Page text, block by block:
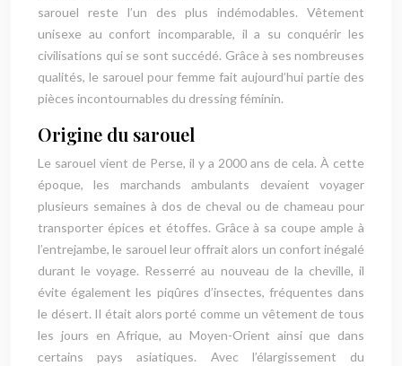
sarouel reste l’un des plus indémodables. Vêtement
unisexe au confort incomparable, il a su conquérir les
civilisations qui se sont succédé. Grâce à ses nombreuses
qualités, le sarouel pour femme fait aujourd’hui partie des
pièces incontournables du dressing féminin.
Origine du sarouel
Le sarouel vient de Perse, il y a 2000 ans de cela. À cette
époque, les marchands ambulants devaient voyager
plusieurs semaines à dos de cheval ou de chameau pour
transporter épices et étoffes. Grâce à sa coupe ample à
l’entrejambe, le sarouel leur offrait alors un confort inégalé
durant le voyage. Resserré au nouveau de la cheville, il
évite également les piqûres d’insectes, fréquentes dans
le désert. Il était alors porté comme un vêtement de tous
les jours en Afrique, au Moyen-Orient ainsi que dans
certains pays asiatiques. Avec l’élargissement du